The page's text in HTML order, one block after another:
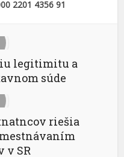
2201 4356 91
legitimitu a
súde
riešia
v SR